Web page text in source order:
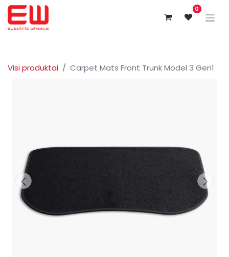
0
Visi produktai Carpet Mats Front Trunk Model 3 Gen1